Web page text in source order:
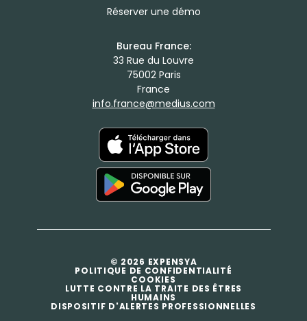
Réserver une démo
Bureau France:
33 Rue du Louvre
75002 Paris
France
info.france@medius.com
© 2026 EXPENSYA
POLITIQUE DE CONFIDENTIALITÉ
COOKIES
LUTTE CONTRE LA TRAITE DES ÊTRES
HUMAINS
DISPOSITIF D'ALERTES PROFESSIONNELLES